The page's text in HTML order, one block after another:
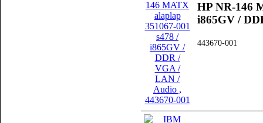
HP NR-146
i865GV /
443670-001